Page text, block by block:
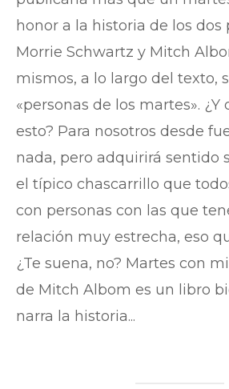
honor a la historia de los dos
Morrie Schwartz y Mitch
mismos, a lo largo del texto,
«personas de los martes». ¿Y
esto? Para nosotros desde
nada, pero adquirirá sentido
el típico chascarrillo que
con personas con las que
relación muy estrecha, eso
¿Te suena, no? Martes con
de Mitch Albom es un libro
narra la historia...